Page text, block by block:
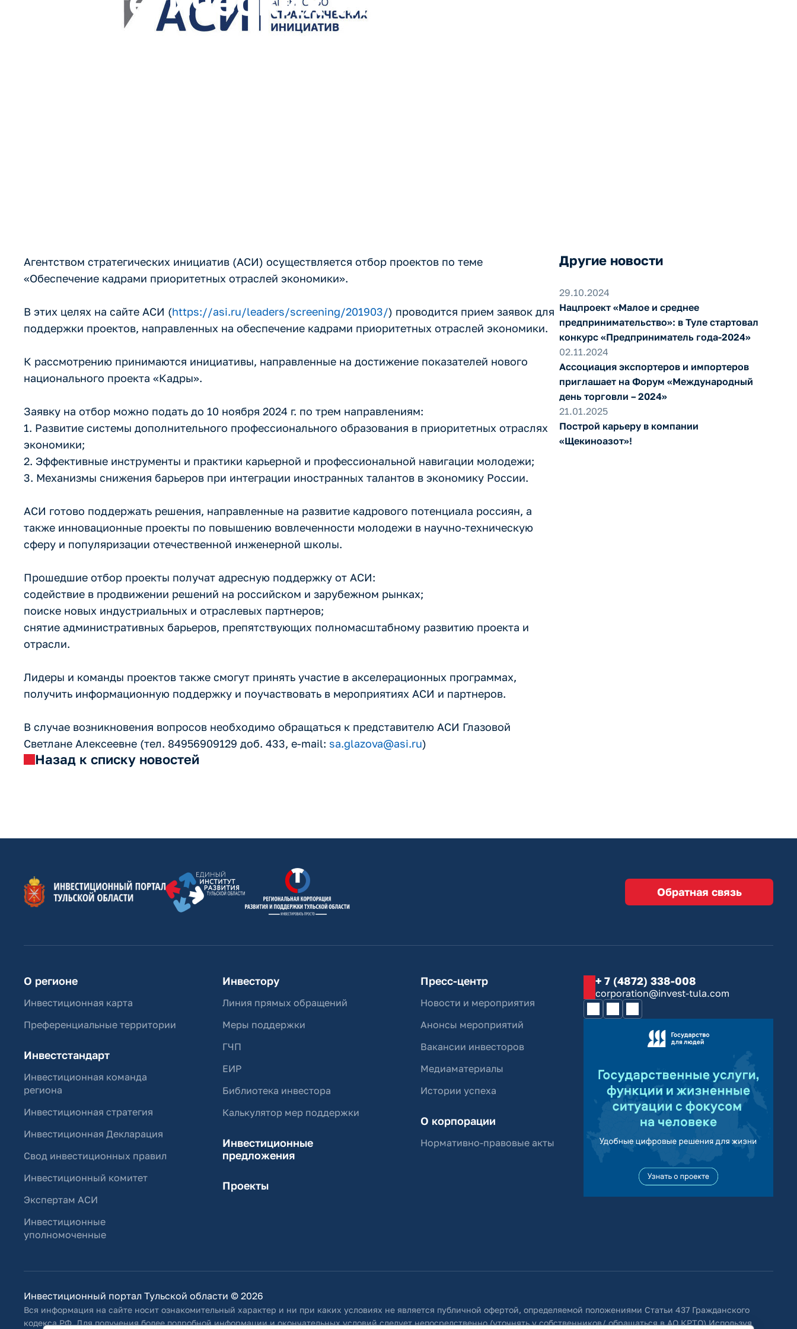
передовых решений и проектов по
Агентством стратегических инициатив (АСИ) осуществляется отбор проектов по теме
«Обеспечение кадрами приоритетных отраслей экономики».
В этих целях на сайте АСИ (https://asi.ru/leaders/screening/201903/) проводится прием заявок для
поддержки проектов, направленных на обеспечение кадрами приоритетных отраслей экономики.
К рассмотрению принимаются инициативы, направленные на достижение показателей нового
национального проекта «Кадры».
Заявку на отбор можно подать до 10 ноября 2024 г. по трем направлениям:
1. Развитие системы дополнительного профессионального образования в приоритетных отраслях
экономики;
2. Эффективные инструменты и практики карьерной и профессиональной навигации молодежи;
3. Механизмы снижения барьеров при интеграции иностранных талантов в экономику России.
АСИ готово поддержать решения, направленные на развитие кадрового потенциала россиян, а
также инновационные проекты по повышению вовлеченности молодежи в научно-техническую
сферу и популяризации отечественной инженерной школы.
Прошедшие отбор проекты получат адресную поддержку от АСИ:
содействие в продвижении решений на российском и зарубежном рынках;
поиске новых индустриальных и отраслевых партнеров;
снятие административных барьеров, препятствующих полномасштабному развитию проекта и
отрасли.
Лидеры и команды проектов также смогут принять участие в акселерационных программах,
получить информационную поддержку и поучаствовать в мероприятиях АСИ и партнеров.
В случае возникновения вопросов необходимо обращаться к представителю АСИ Глазовой
Светлане Алексеевне (тел. 84956909129 доб. 433, e-mail: sa.glazova@asi.ru)
Назад к списку новостей
Другие новости
29.10.2024
Нацпроект «Малое и среднее
предпринимательство»: в Туле стартовал
конкурс «Предприниматель года-2024»
02.11.2024
Ассоциация экспортеров и импортеров
приглашает на Форум «Международный
день торговли – 2024»
21.01.2025
Построй карьеру в компании
«Щекиноазот»!
Обратная связь
О регионе
Инвестиционная карта
Преференциальные территории
Инвестстандарт
Инвестиционная команда
региона
Инвестиционная стратегия
Инвестиционная Декларация
Свод инвестиционных правил
Инвестиционный комитет
Экспертам АСИ
Инвестиционные
уполномоченные
Инвестору
Линия прямых обращений
Меры поддержки
ГЧП
ЕИР
Библиотека инвестора
Калькулятор мер поддержки
Инвестиционные
предложения
Проекты
Пресс-центр
Новости и мероприятия
Анонсы мероприятий
Вакансии инвесторов
Медиаматериалы
Истории успеха
О корпорации
Нормативно-правовые акты
+ 7 (4872) 338-008
corporation@invest-tula.com
Инвестиционный портал Тульской области © 2026
Вся информация на сайте носит ознакомительный характер и ни при каких условиях не является публичной офертой, определяемой положениями Статьи 437 Гражданского
кодекса РФ. Для получения более подробной информации и окончательных условий следует непосредственно (уточнять у собственников/ обращаться в АО КРТО).Используя